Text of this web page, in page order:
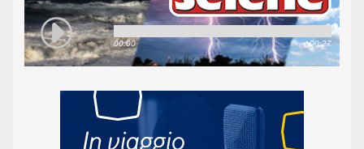
00:00 00:27